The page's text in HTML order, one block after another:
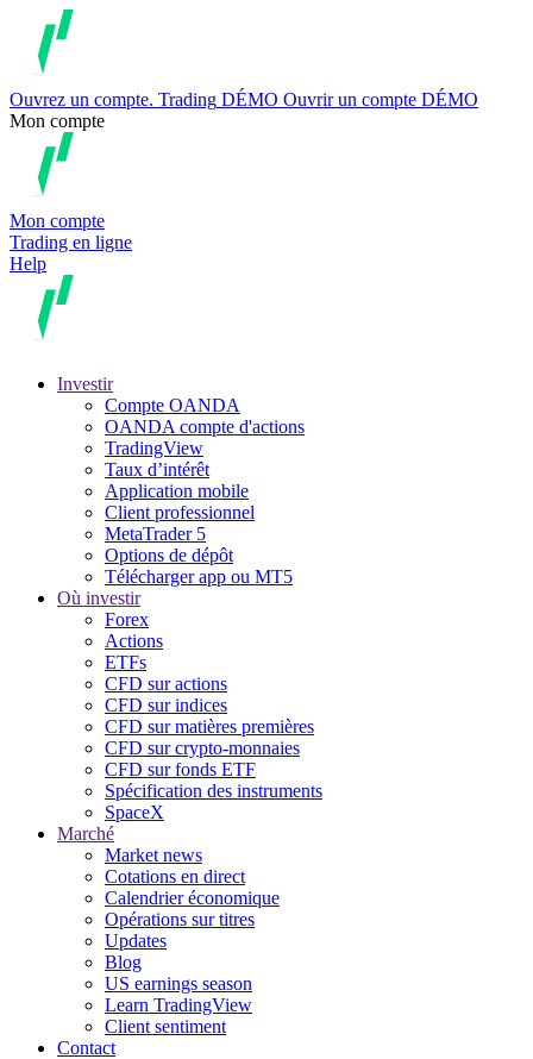
Ouvrez un compte. Trading DÉMO Ouvrir un compte DÉMO
Mon compte
Mon compte
Trading en ligne
Help
Investir
Compte OANDA
OANDA compte d'actions
TradingView
Taux d’intérêt
Application mobile
Client professionnel
MetaTrader 5
Options de dépôt
Télécharger app ou MT5
Où investir
Forex
Actions
ETFs
CFD sur actions
CFD sur indices
CFD sur matières premières
CFD sur crypto-monnaies
CFD sur fonds ETF
Spécification des instruments
SpaceX
Marché
Market news
Cotations en direct
Calendrier économique
Opérations sur titres
Updates
Blog
US earnings season
Learn TradingView
Client sentiment
Contact